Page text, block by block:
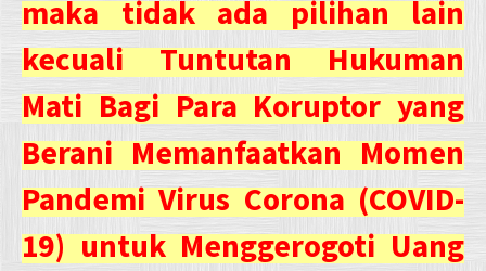
maka tidak ada pilihan lain
kecuali Tuntutan Hukuman
Mati Bagi Para Koruptor yang
Berani Memanfaatkan Momen
Pandemi Virus Corona (COVID-
19) untuk Menggerogoti Uang